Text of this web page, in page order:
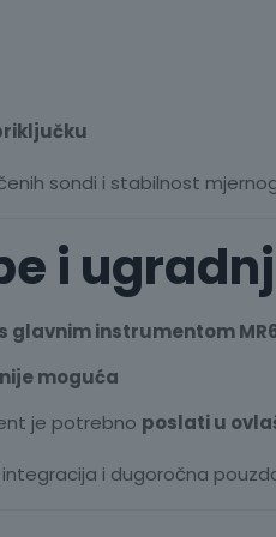
sondi i stabilnost
i
glavnim instrumentom
moguća
je potrebno poslati u
i dugoročna